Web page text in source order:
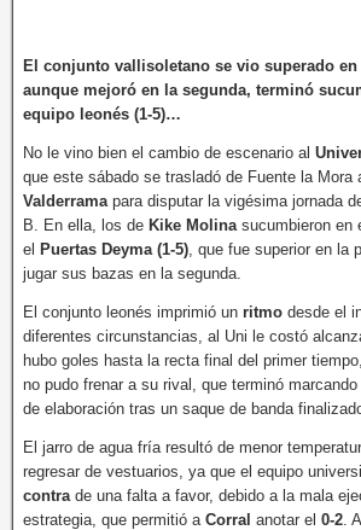
El conjunto vallisoletano se vio superado
aunque mejoró en la segunda, terminó
equipo leonés (1-5)…
No le vino bien el cambio de escenario al
que este sábado se trasladó de Fuente la Mora
Valderrama para disputar la vigésima jornada
B. En ella, los de Kike Molina sucumbieron en
el Puertas Deyma (1-5) , que fue superior en la
jugar sus bazas en la segunda.
El conjunto leonés imprimió un ritmo desde el
diferentes circunstancias, al Uni le costó
hubo goles hasta la recta final del primer
no pudo frenar a su rival, que terminó
de elaboración tras un saque de banda
El jarro de agua fría resultó de menor
regresar de vestuarios, ya que el equipo
contra de una falta a favor, debido a la mala
estrategia, que permitió a Corral anotar el 0-2 .